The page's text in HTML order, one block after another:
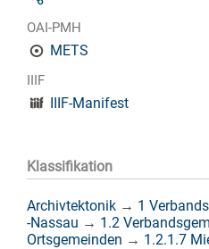
OAI-PMH
METS
IIIF
IIIF-Manifest
Klassifikation
Archivtektonik → 1
-Nassau → 1.2
Ortsgemeinden → 1.2.1.7